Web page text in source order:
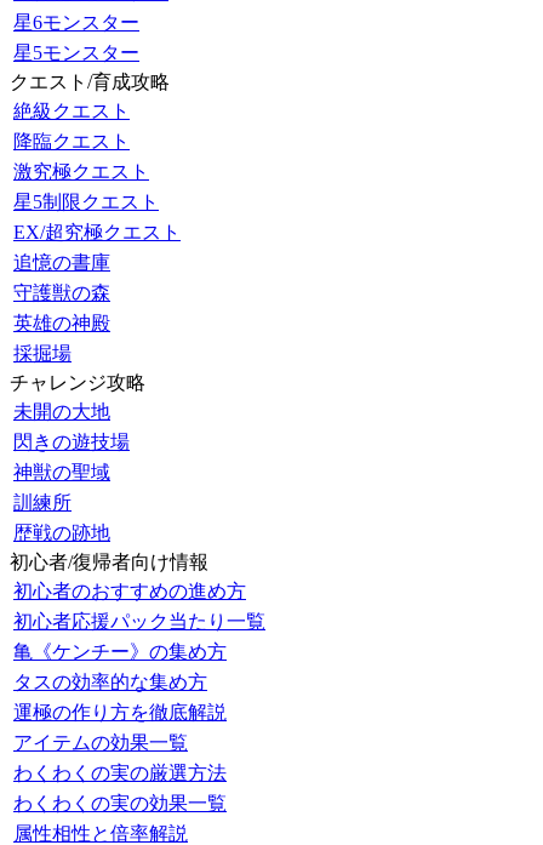
星6モンスター
星5モンスター
クエスト/育成攻略
絶級クエスト
降臨クエスト
激究極クエスト
星5制限クエスト
EX/超究極クエスト
追憶の書庫
守護獣の森
英雄の神殿
採掘場
チャレンジ攻略
未開の大地
閃きの遊技場
神獣の聖域
訓練所
歴戦の跡地
初心者/復帰者向け情報
初心者のおすすめの進め方
初心者応援パック当たり一覧
亀《ケンチー》の集め方
タスの効率的な集め方
運極の作り方を徹底解説
アイテムの効果一覧
わくわくの実の厳選方法
わくわくの実の効果一覧
属性相性と倍率解説